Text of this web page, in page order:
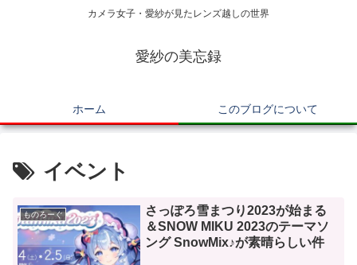
カメラ女子・愛紗が見たレンズ越しの世界
愛紗の美忘録
ホーム このブログについて
イベント
ものろーぐ
さっぽろ雪まつり2023が始まる
＆SNOW MIKU 2023のテーマソ
ング SnowMix♪が素晴らしい件